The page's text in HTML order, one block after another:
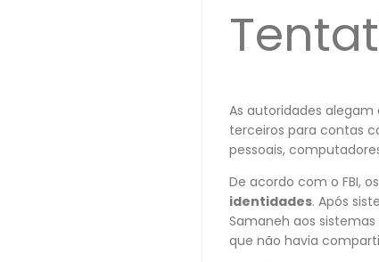
As autoridades
terceiros para contas
pessoais,
De acordo com o FBI,
identidades. Após
Samaneh aos
que não havia